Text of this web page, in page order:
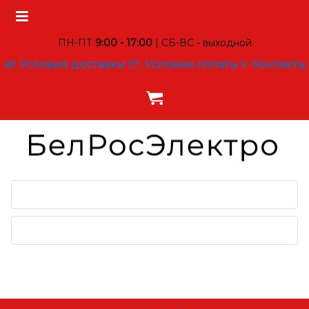
ПН-ПТ 9:00 - 17:00| СБ-ВС - выходной
Условия доставки Условия оплаты Контакты